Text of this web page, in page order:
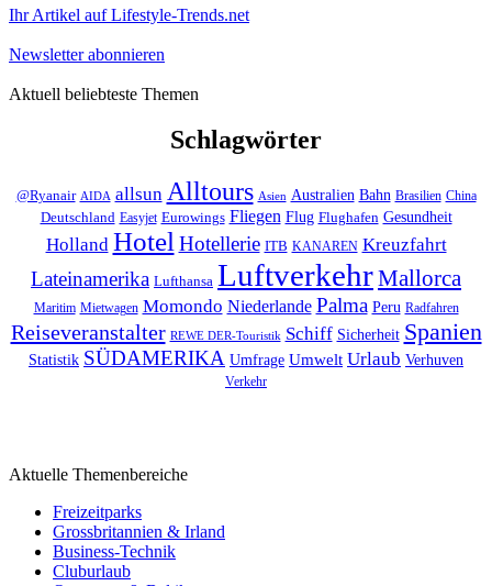
Ihr Artikel auf Lifestyle-Trends.net
Newsletter abonnieren
Aktuell beliebteste Themen
Schlagwörter
@Ryanair AIDA allsun Alltours Asien Australien Bahn Brasilien China
Deutschland Easyjet Eurowings Fliegen Flug Flughafen Gesundheit
Holland Hotel Hotellerie ITB KANAREN Kreuzfahrt
Lateinamerika Lufthansa LuftverkehrMallorca
Maritim Mietwagen Momondo Niederlande Palma Peru Radfahren
Reiseveranstalter REWE DER-Touristik Schiff Sicherheit Spanien
Statistik SÜDAMERIKA Umfrage Umwelt Urlaub Verhuven
Verkehr
Aktuelle Themenbereiche
Freizeitparks
Grossbritannien & Irland
Business-Technik
Cluburlaub